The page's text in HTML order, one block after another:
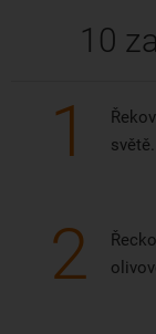
10
1
světě.
2